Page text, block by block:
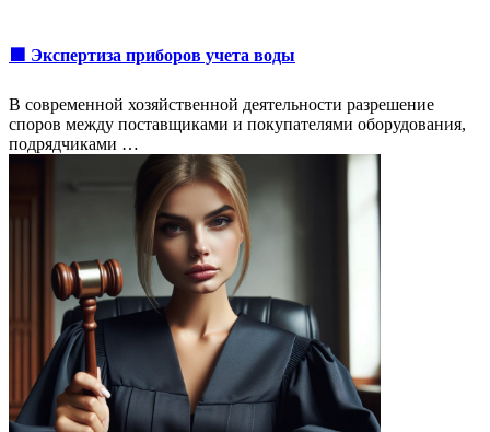
🟩 Экспертиза приборов учета воды
В современной хозяйственной деятельности разрешение
споров между поставщиками и покупателями оборудования,
подрядчиками …